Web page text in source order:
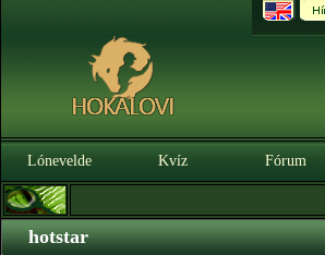
Lónevelde Kvíz Fórum
hotstar